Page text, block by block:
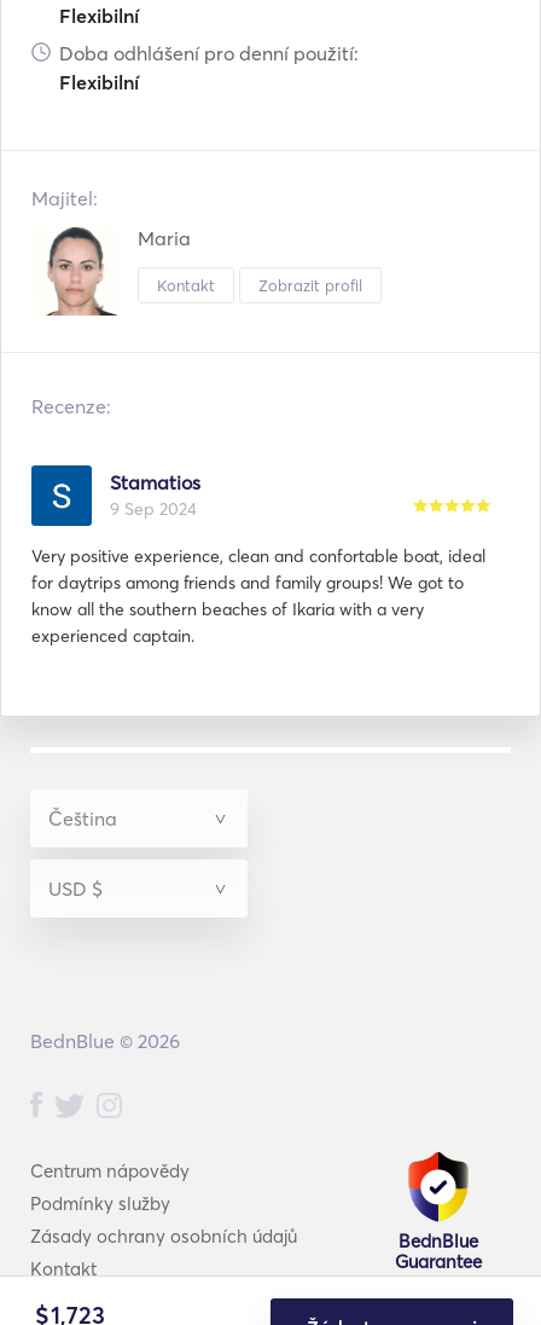
Flexibilní
Doba odhlášení pro denní použití:
Flexibilní
Majitel:
Maria
Kontakt Zobrazit profil
Recenze:
Stamatios
9 Sep 2024
Very positive experience, clean and confortable boat, ideal
for daytrips among friends and family groups! We got to
know all the southern beaches of Ikaria with a very
experienced captain.
$1,723
Centrum nápovědy
Podmínky služby
Zásady ochrany osobních údajů
Kontakt
BednBlue
Guarantee
BednBlue © 2026